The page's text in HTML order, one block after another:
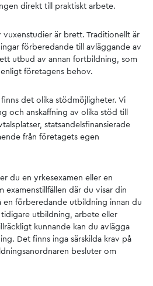
direkt till praktiskt arbete.
är brett. Traditionellt är
förberedande till avläggande av
utbud av annan fortbildning, som
företagens behov.
det olika stödmöjligheter. Vi
och anskaffning av olika stöd till
statsandelsfinansierade
från företagets egen
du en yrkesexamen eller en
examenstillfällen där du visar din
en förberedande utbildning innan du
utbildning, arbete eller
kunnande kan du avlägga
Det finns inga särskilda krav på
besluter om